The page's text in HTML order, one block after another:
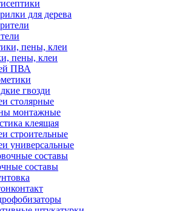
для дерева
пены, клеи
ПВА
гвозди
столярные
монтажные
клеящая
строительные
универсальные
составы